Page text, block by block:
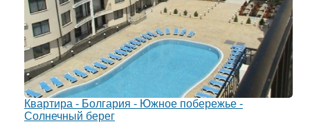
Квартира - Болгария - Южное побережье -
Солнечный берег